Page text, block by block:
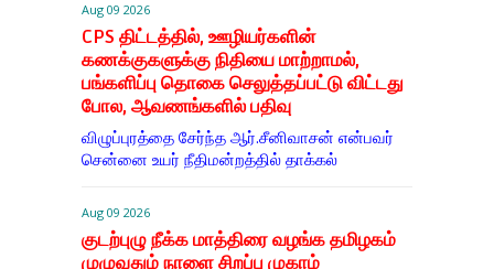
Aug 09 2026
CPS திட்டத்தில், ஊழியர்களின்
கணக்குகளுக்கு நிதியை மாற்றாமல்,
பங்களிப்பு தொகை செலுத்தப்பட்டு விட்டது
போல, ஆவணங்களில் பதிவு
விழுப்புரத்தை சேர்ந்த ஆர்.சீனிவாசன் என்பவர்
சென்னை உயர் நீதிமன்றத்தில் தாக்கல்
Aug 09 2026
குடற்புழு நீக்க மாத்திரை வழங்க தமிழகம்
முழுவதும் நாளை சிறப்பு முகாம்